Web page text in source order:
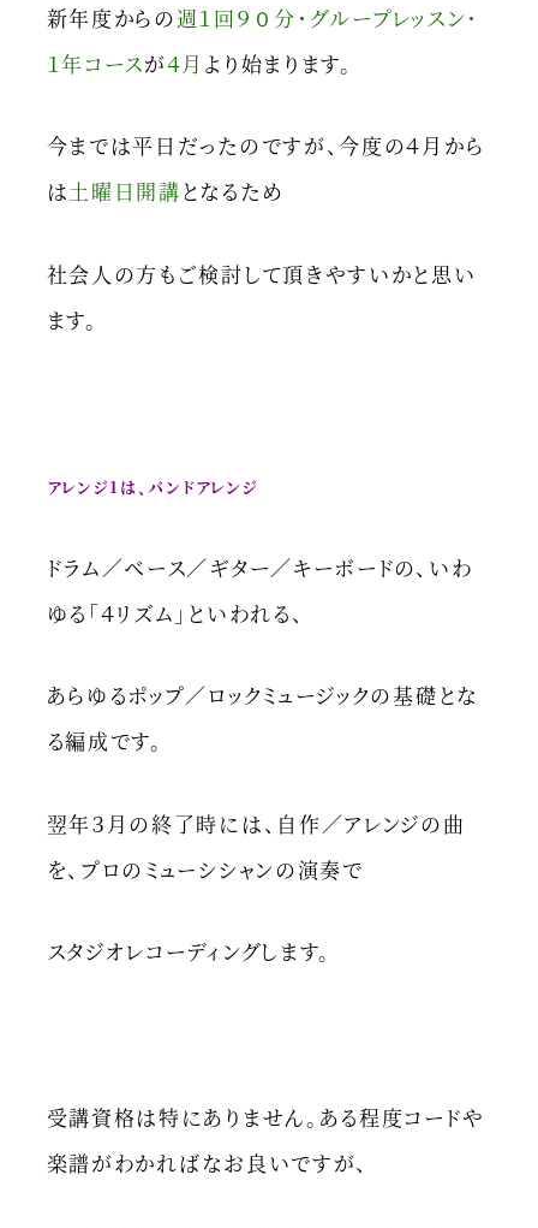
新年度からの週１回９０分・グループレッスン・
１年コースが４月 より始まります。
今までは平日だったのですが、今度の４月から
は土曜日開講となるため
社会人の方もご検討して頂きやすいかと思い
ます。
アレンジ１は、バンドアレンジ
ドラム／ベース／ギター／キーボードの、いわ
ゆる「４リズム」といわれる、
あらゆるポップ／ロックミュージックの基礎とな
る編成です。
翌年３月の終了時には、自作／アレンジの曲
を、プロのミューシシャンの演奏で
スタジオレコーディングします。
受講資格は特にありません。ある程度コードや
楽譜がわかればなお良いですが、